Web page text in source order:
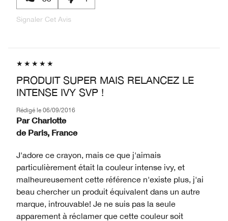
Signaler Cet Avis
PRODUIT SUPER MAIS RELANCEZ LE
INTENSE IVY SVP !
Rédigé le 06/09/2016
Par Charlotte
de Paris, France
J'adore ce crayon, mais ce que j'aimais
particulièrement était la couleur intense ivy, et
malheureusement cette référence n'existe plus, j'ai
beau chercher un produit équivalent dans un autre
marque, introuvable! Je ne suis pas la seule
apparement à réclamer que cette couleur soit